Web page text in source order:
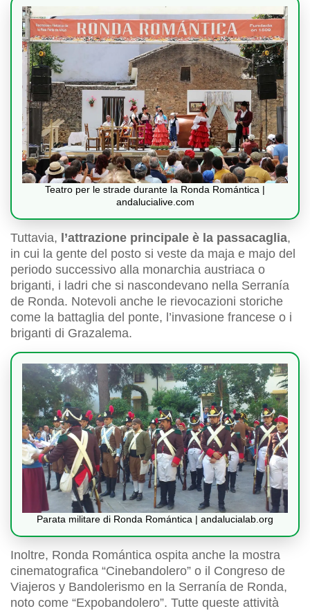
Teatro per le strade durante la Ronda Romántica |
andalucialive.com
Tuttavia, l’attrazione principale è la passacaglia,
in cui la gente del posto si veste da maja e majo del
periodo successivo alla monarchia austriaca o
briganti, i ladri che si nascondevano nella Serranía
de Ronda. Notevoli anche le rievocazioni storiche
come la battaglia del ponte, l’invasione francese o i
briganti di Grazalema.
Parata militare di Ronda Romántica | andalucialab.org
Inoltre, Ronda Romántica ospita anche la mostra
cinematografica “Cinebandolero” o il Congreso de
Viajeros y Bandolerismo en la Serranía de Ronda,
noto come “Expobandolero”. Tutte queste attività